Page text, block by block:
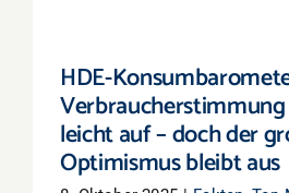
HDE-
leicht auf – doch der
Optimismus bleibt aus